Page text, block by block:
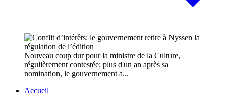
Nouveau coup dur pour la ministre de la Culture,
régulièrement contestée: plus d'un an après sa
nomination, le gouvernement a...
Accueil